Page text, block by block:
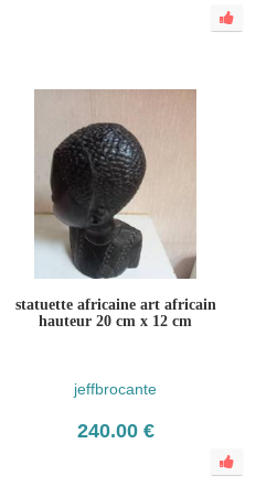
statuette africaine art africain
hauteur 20 cm x 12 cm
jeffbrocante
240.00 €